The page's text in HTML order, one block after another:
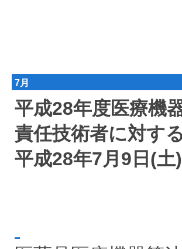
7月
平成28年度医療機
責任技術者に対す
平成28年7月9日(